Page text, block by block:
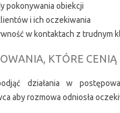
pokonywania obiekcji
i ich oczekiwania
w kontaktach z trudnym
KTÓRE CENIĄ
działania w
aby rozmowa odniosła